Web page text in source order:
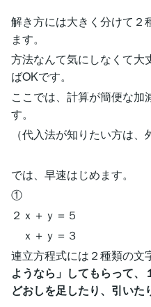
解き方には大きく分けて２
ます。
方法なんて気にしなくて大
ばOKです。
ここでは、計算が簡便な加
す。
（代入法が知りたい方は、
では、早速はじめます。
①
２ｘ＋ｙ＝５
ｘ＋ｙ＝３
連立方程式には２種類の文
ようなら」してもらって
どおしを足したり、引いた